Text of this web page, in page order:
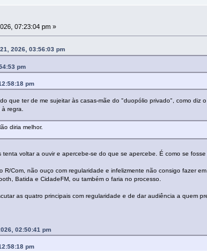
07:23:04 pm »
2026, 03:56:03 pm
pm
pm
que ter de me sujeitar às casas-mãe do "duopólio privado", como diz
regra.
diria melhor.
voltar a ouvir e apercebe-se do que se apercebe. É como se fosse
R/Com, não ouço com regularidade e infelizmente não consigo fazer
Batida e CidadeFM, ou também o faria no processo.
as quatro principais com regularidade e de dar audiência a quem
02:50:41 pm
pm